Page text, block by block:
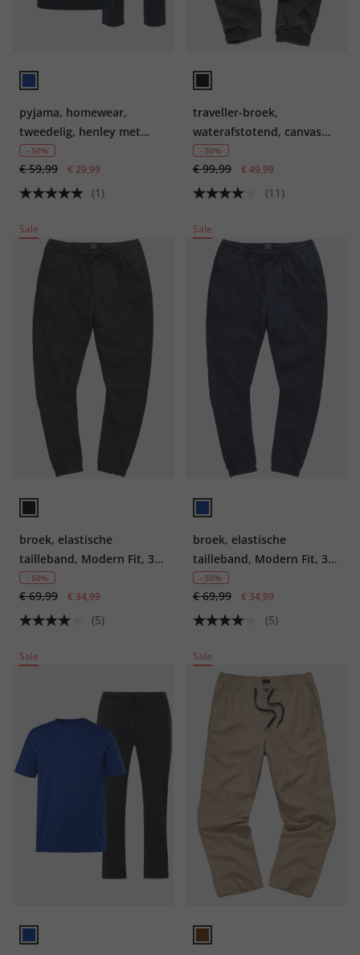
pyjama, homewear,
tweedelig, henley met
minimalistische print,
lange broek, tot 8XL
- 50%
€ 59,99 € 29,99
(1)
traveller-broek,
waterafstotend, canvas
inzetstukken, tot maat 70
- 50%
€ 99,99 € 49,99
(11)
Sale
broek, elastische
tailleband, Modern Fit, 3
zakken, tot 8 XL
- 50%
€ 69,99 € 34,99
(5)
Sale
broek, elastische
tailleband, Modern Fit, 3
zakken, tot 8 XL
- 50%
€ 69,99 € 34,99
(5)
Sale Sale